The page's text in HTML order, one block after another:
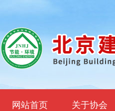
网站首页 关于协会